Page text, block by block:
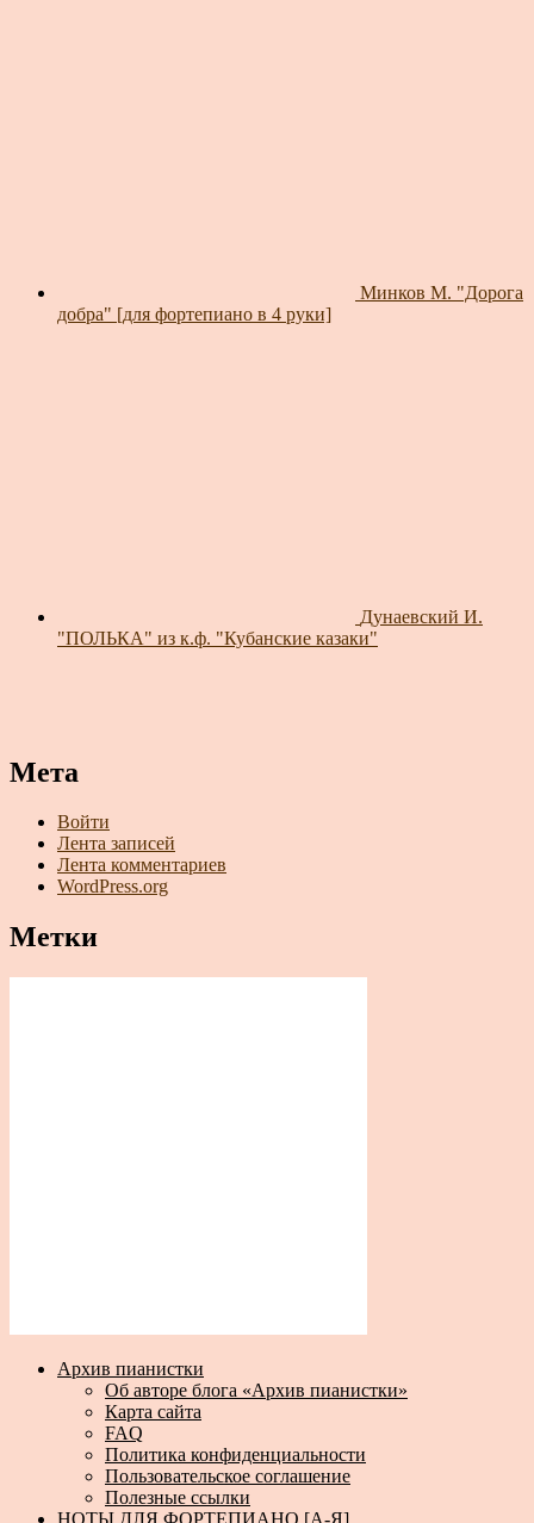
Минков М. "Дорога
добра" [для фортепиано в 4 руки]
Дунаевский И.
"ПОЛЬКА" из к.ф. "Кубанские казаки"
Мета
Войти
Лента записей
Лента комментариев
WordPress.org
Метки
Архив пианистки
Об авторе блога «Архив пианистки»
Карта сайта
FAQ
Политика конфиденциальности
Пользовательское соглашение
Полезные ссылки